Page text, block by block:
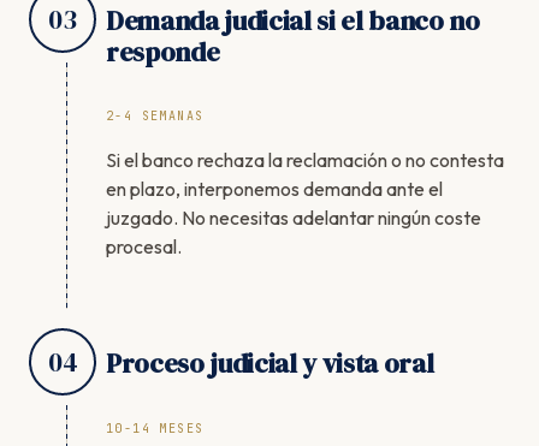
03
Demanda judicial si el banco no
responde
2-4 SEMANAS
Si el banco rechaza la reclamación o no contesta
en plazo, interponemos demanda ante el
juzgado. No necesitas adelantar ningún coste
procesal.
04 Proceso judicial y vista oral
10-14 MESES